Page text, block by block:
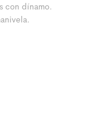
con dínamo.